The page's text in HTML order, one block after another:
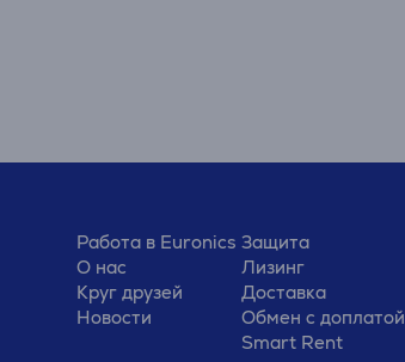
Работа в Euronics
О нас
Круг друзей
Новости
Защита
Лизинг
Доставка
Обмен с доплатой
Smart Rent